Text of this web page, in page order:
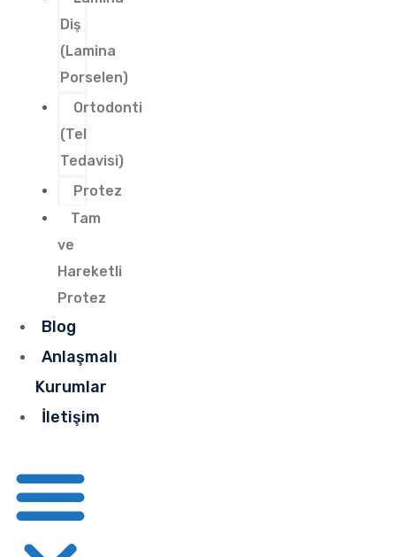
Diş
(Lamina
Porselen)
Ortodonti
(Tel
Tedavisi)
Protez
Tam
ve
Hareketli
Protez
Blog
Anlaşmalı
Kurumlar
İletişim